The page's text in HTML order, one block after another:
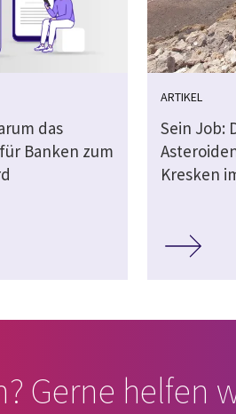
das
Banken zum
ARTIKEL
Sein Job:
Kresken
Gerne helfen